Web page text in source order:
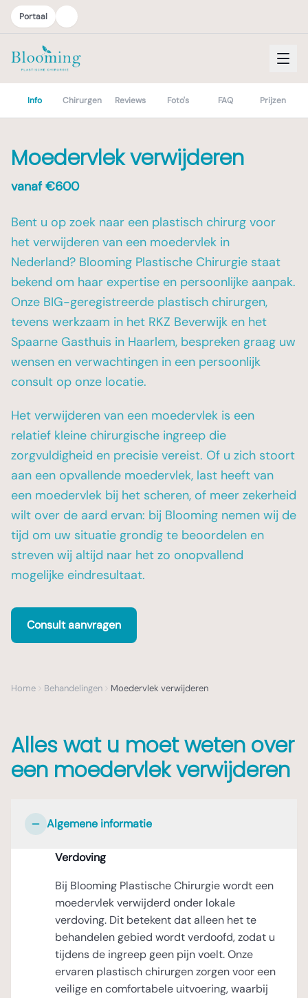
Portaal
Info Chirurgen Reviews Foto's FAQ Prijzen
Moedervlek verwijderen
vanaf €600
Bent u op zoek naar een plastisch chirurg voor
het verwijderen van een moedervlek in
Nederland? Blooming Plastische Chirurgie staat
bekend om haar expertise en persoonlijke aanpak.
Onze BIG-geregistreerde plastisch chirurgen,
tevens werkzaam in het RKZ Beverwijk en het
Spaarne Gasthuis in Haarlem, bespreken graag uw
wensen en verwachtingen in een persoonlijk
consult op onze locatie.
Het verwijderen van een moedervlek is een
relatief kleine chirurgische ingreep die
zorgvuldigheid en precisie vereist. Of u zich stoort
aan een opvallende moedervlek, last heeft van
een moedervlek bij het scheren, of meer zekerheid
wilt over de aard ervan: bij Blooming nemen wij de
tijd om uw situatie grondig te beoordelen en
streven wij altijd naar het zo onopvallend
mogelijke eindresultaat.
Consult aanvragen
Home Behandelingen Moedervlek verwijderen
Alles wat u moet weten over
een moedervlek verwijderen
Algemene informatie
Verdoving
Bij Blooming Plastische Chirurgie wordt een
moedervlek verwijderd onder lokale
verdoving. Dit betekent dat alleen het te
behandelen gebied wordt verdoofd, zodat u
tijdens de ingreep geen pijn voelt. Onze
ervaren plastisch chirurgen zorgen voor een
veilige en comfortabele uitvoering, waarbij